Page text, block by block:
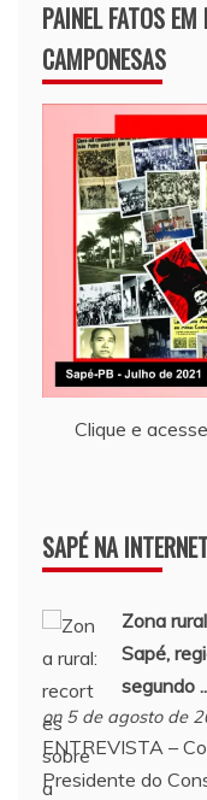
PAINEL FATOS
CAMPONESAS
Clique e
SAPÉ NA
Zona
Sapé,
segundo
on 5 de agosto de
ENTREVISTA –
Presidente do